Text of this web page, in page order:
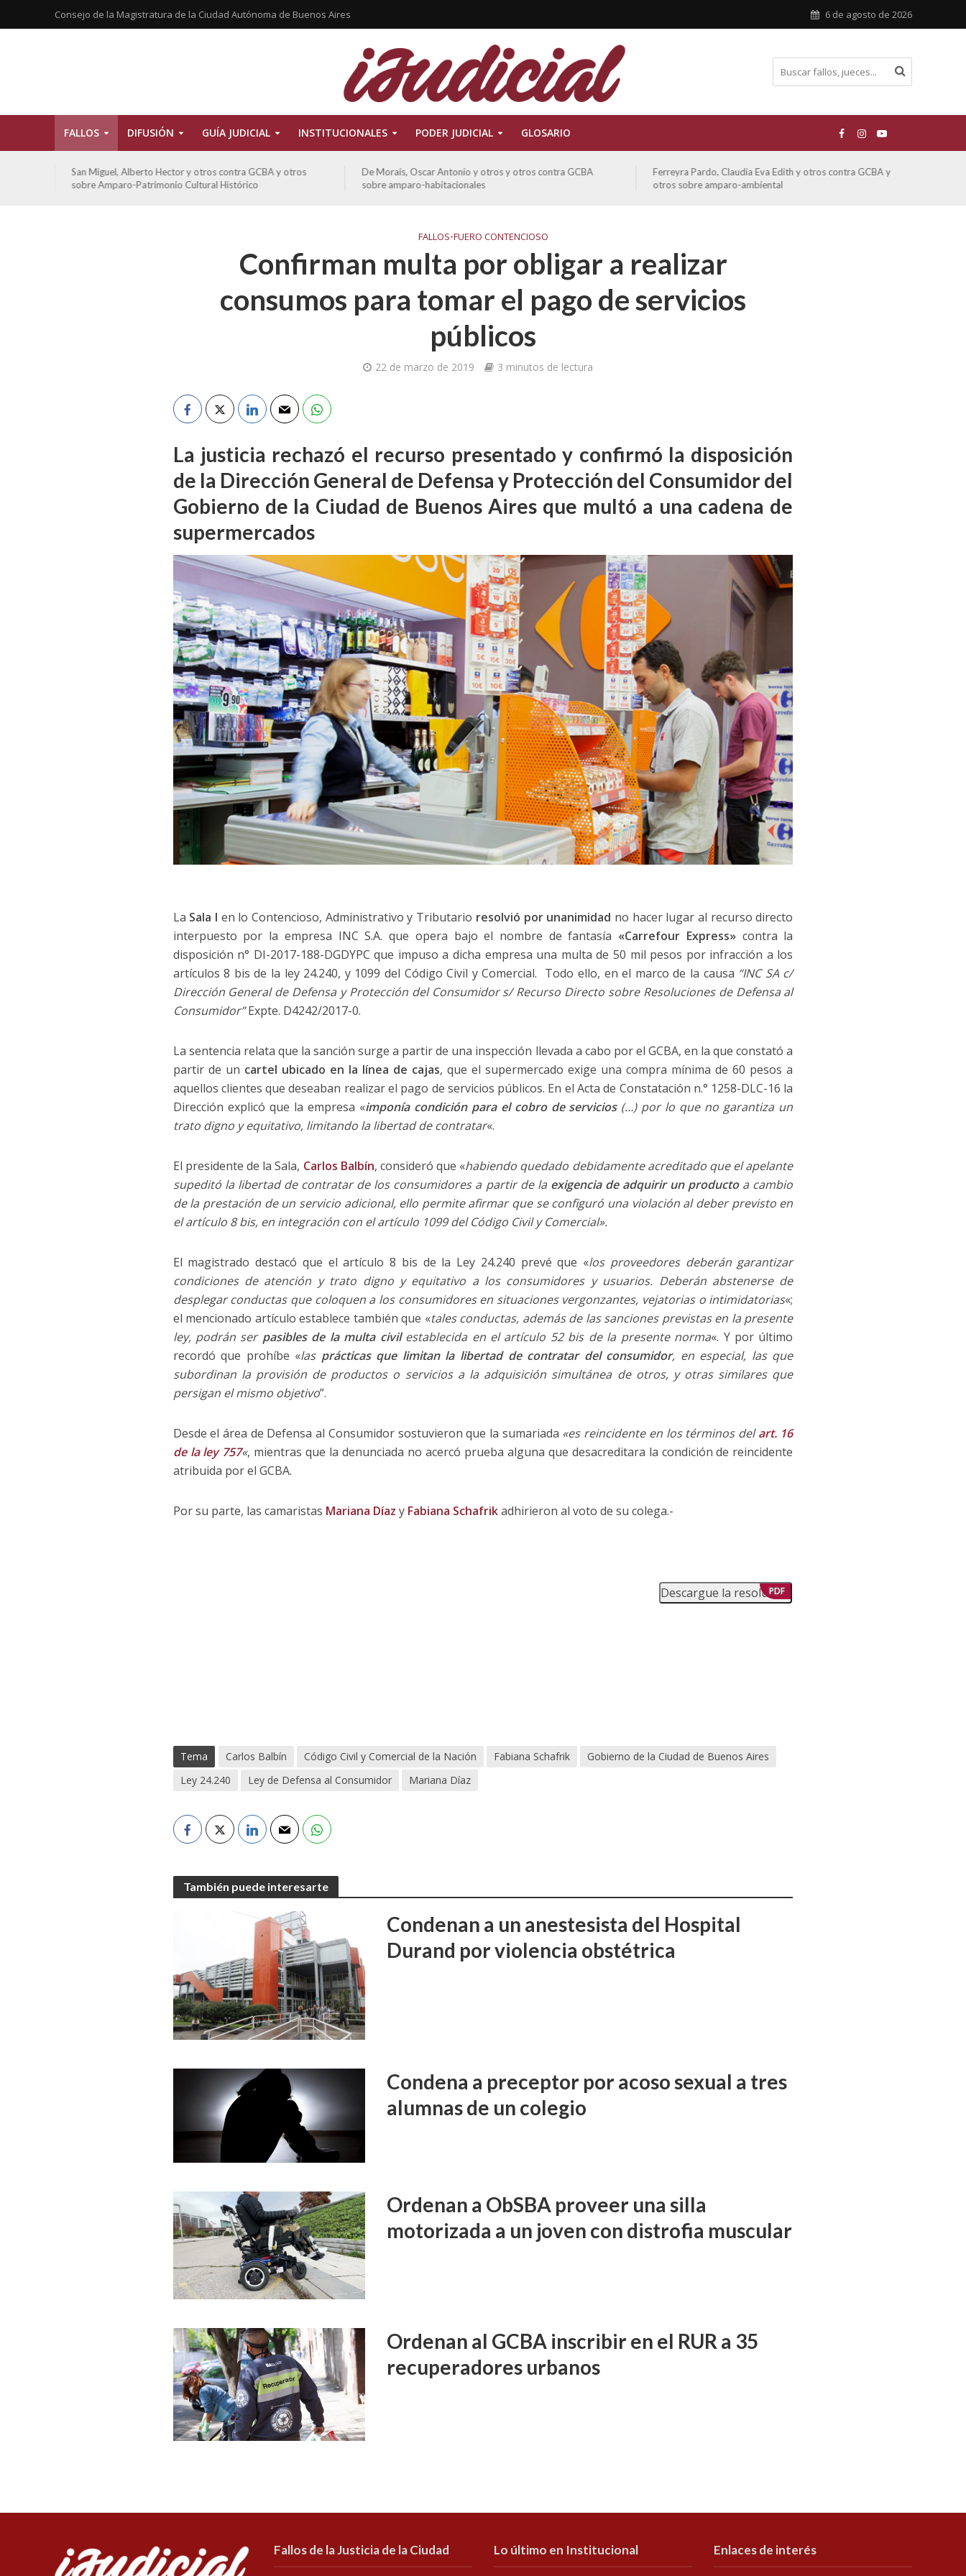
Consejo de la Magistratura de la Ciudad Autónoma de Buenos Aires 6 de agosto de 2026
FALLOS DIFUSIÓN GUÍA JUDICIAL INSTITUCIONALES PODER JUDICIAL GLOSARIO
San Miguel, Alberto Hector y otros contra GCBA y otros
sobre Amparo-Patrimonio Cultural Histórico
De Morais, Oscar Antonio y otros y otros contra GCBA
sobre amparo-habitacionales
Ferreyra Pardo, Claudia Eva Edith y otros contra GCBA y
otros sobre amparo-ambiental
FALLOS•FUERO CONTENCIOSO
Confirman multa por obligar a realizar
consumos para tomar el pago de servicios
públicos
22 de marzo de 2019 3 minutos de lectura
La justicia rechazó el recurso presentado y confirmó la disposición
de la Dirección General de Defensa y Protección del Consumidor del
Gobierno de la Ciudad de Buenos Aires que multó a una cadena de
supermercados
La Sala I en lo Contencioso, Administrativo y Tributario resolvió por unanimidad no hacer lugar al recurso directo
interpuesto por la empresa INC S.A. que opera bajo el nombre de fantasía «Carrefour Express»contra la
disposición n° DI-2017-188-DGDYPC que impuso a dicha empresa una multa de 50 mil pesos por infracción a los
artículos 8 bis de la ley 24.240, y 1099 del Código Civil y Comercial. Todo ello, en el marco de la causa “INC SA c/
Dirección General de Defensa y Protección del Consumidor s/ Recurso Directo sobre Resoluciones de Defensa al
Consumidor”Expte. D4242/2017-0.
La sentencia relata que la sanción surge a partir de una inspección llevada a cabo por el GCBA, en la que constató a
partir de un cartel ubicado en la línea de cajas, que el supermercado exige una compra mínima de 60 pesos a
aquellos clientes que deseaban realizar el pago de servicios públicos. En el Acta de Constatación n.° 1258-DLC-16 la
Dirección explicó que la empresa «imponía condición para el cobro de servicios (…) por lo que no garantiza un
trato digno y equitativo, limitando la libertad de contratar«.
El presidente de la Sala, Carlos Balbín, consideró que «habiendo quedado debidamente acreditado que el apelante
supeditó la libertad de contratar de los consumidores a partir de la exigencia de adquirir un productoa cambio
de la prestación de un servicio adicional, ello permite afirmar que se configuró una violación al deber previsto en
el artículo 8 bis, en integración con el artículo 1099 del Código Civil y Comercial».
El magistrado destacó que el artículo 8 bis de la Ley 24.240 prevé que «los proveedores deberán garantizar
condiciones de atención y trato digno y equitativo a los consumidores y usuarios. Deberán abstenerse de
desplegar conductas que coloquen a los consumidores en situaciones vergonzantes, vejatorias o intimidatorias«;
el mencionado artículo establece también que «tales conductas, además de las sanciones previstas en la presente
ley, podrán ser pasibles de la multa civilestablecida en el artículo 52 bis de la presente norma«. Y por último
recordó que prohíbe «las prácticas que limitan la libertad de contratar del consumidor, en especial, las que
subordinan la provisión de productos o servicios a la adquisición simultánea de otros, y otras similares que
persigan el mismo objetivo”.
Desde el área de Defensa al Consumidor sostuvieron que la sumariada «es reincidente en los términos delart. 16
de la ley 757«, mientras que la denunciada no acercó prueba alguna que desacreditara la condición de reincidente
atribuida por el GCBA.
Por su parte, las camaristas Mariana Díaz yFabiana Schafrikadhirieron al voto de su colega.-
Descargue la resolución
PDF
Tema Carlos Balbín Código Civil y Comercial de la Nación Fabiana Schafrik
Gobierno de la Ciudad de Buenos Aires
Ley 24.240
Ley de Defensa al Consumidor Mariana Díaz
También puede interesarte
Condenan a un anestesista del Hospital
Durand por violencia obstétrica
Condena a preceptor por acoso sexual a tres
alumnas de un colegio
Ordenan a ObSBA proveer una silla
motorizada a un joven con distrofia muscular
Ordenan al GCBA inscribir en el RUR a 35
recuperadores urbanos
Fallos de la Justicia de la Ciudad Lo último en Institucional Enlaces de interés